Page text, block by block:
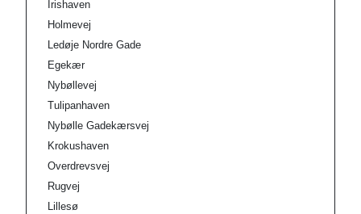
Irishaven
Holmevej
Ledøje Nordre Gade
Egekær
Nybøllevej
Tulipanhaven
Nybølle Gadekærsvej
Krokushaven
Overdrevsvej
Rugvej
Lillesø